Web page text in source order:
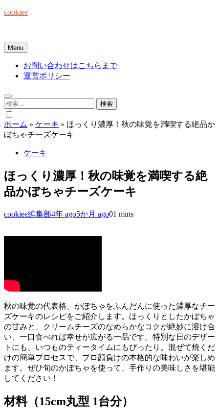
Skip
cookiee
Menu
お問い合わせはこちらまで
運営ポリシー
検
索:
ホーム » ケーキ » ほっくり濃厚！秋の味覚を満喫する絶品か
ぼちゃチーズケーキ
ケーキ
ほっくり濃厚！秋の味覚を満喫する絶
品かぼちゃチーズケーキ
cookiee編集部4年 ago5か月 ago01 mins
秋の味覚の代表格、かぼちゃをふんだんに使った濃厚なチー
ズケーキのレシピをご紹介します。ほっくりとしたかぼちゃ
の甘みと、クリームチーズのなめらかなコクが絶妙に溶け合
い、一口食べれば幸せが広がる一品です。特別な日のデザー
トにも、いつものティータイムにもぴったり。混ぜて焼くだ
けの簡単プロセスで、プロ顔負けの本格的な味わいが楽しめ
ます。ぜひ旬のかぼちゃを使って、手作りの美味しさを堪能
してください！
材料（15cm丸型 1台分）